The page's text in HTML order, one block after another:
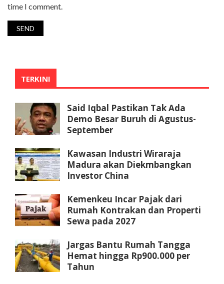
time I comment.
TERKINI
Said Iqbal Pastikan Tak Ada
Demo Besar Buruh di Agustus-
September
Kawasan Industri Wiraraja
Madura akan Diekmbangkan
Investor China
Kemenkeu Incar Pajak dari
Rumah Kontrakan dan Properti
Sewa pada 2027
Jargas Bantu Rumah Tangga
Hemat hingga Rp900.000 per
Tahun